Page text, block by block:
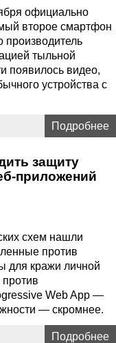
официально
второе смартфон
производитель
тыльной
появилось видео,
устройства с
Подробнее
защиту
приложений
схем нашли
против
для кражи личной
Web App —
— скромнее.
Подробнее